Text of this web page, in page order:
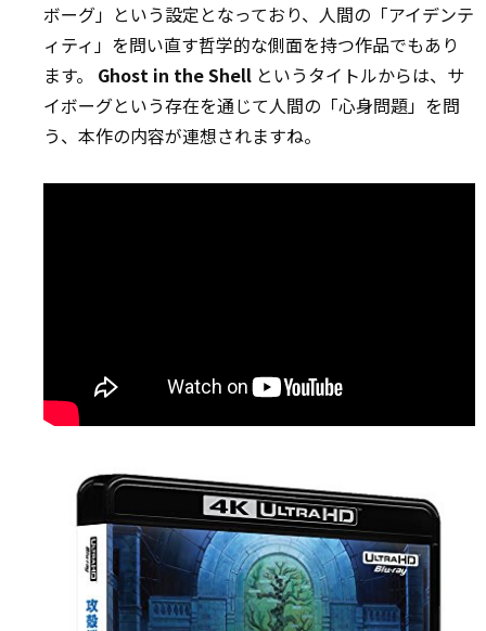
ボーグ」という設定となっており、人間の「アイデンテ
ィティ」を問い直す哲学的な側面を持つ作品でもあり
ます。 Ghost in the Shell というタイトルからは、サ
イボーグという存在を通じて人間の「心身問題」を問
う、本作の内容が連想されますね。